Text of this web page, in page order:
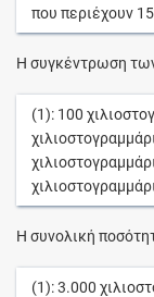
που περιέχουν 15
Η συγκέντρωση
(1): 100
Η συνολική
(1):3.000